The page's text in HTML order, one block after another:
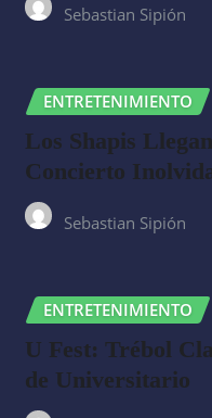
Sebastian Sipión
ENTRETENIMIENTO
Los Shapis
Concierto
Sebastian Sipión
ENTRETENIMIENTO
U Fest: Trébol
de Universitario